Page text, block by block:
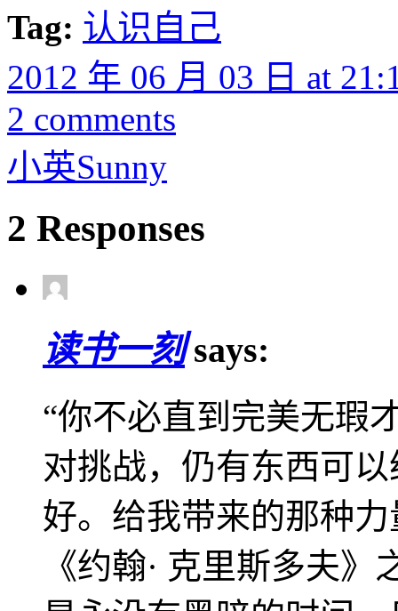
Tag: 认识自己
2012 年 06 月 03 日 at
2 comments
小英Sunny
2 Responses
读书一刻 says:
“你不必直到完美无瑕
对挑战，仍有东西可
好。给我带来的那种
《约翰· 克里斯多夫